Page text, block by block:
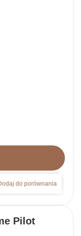
do porównania
Pilot